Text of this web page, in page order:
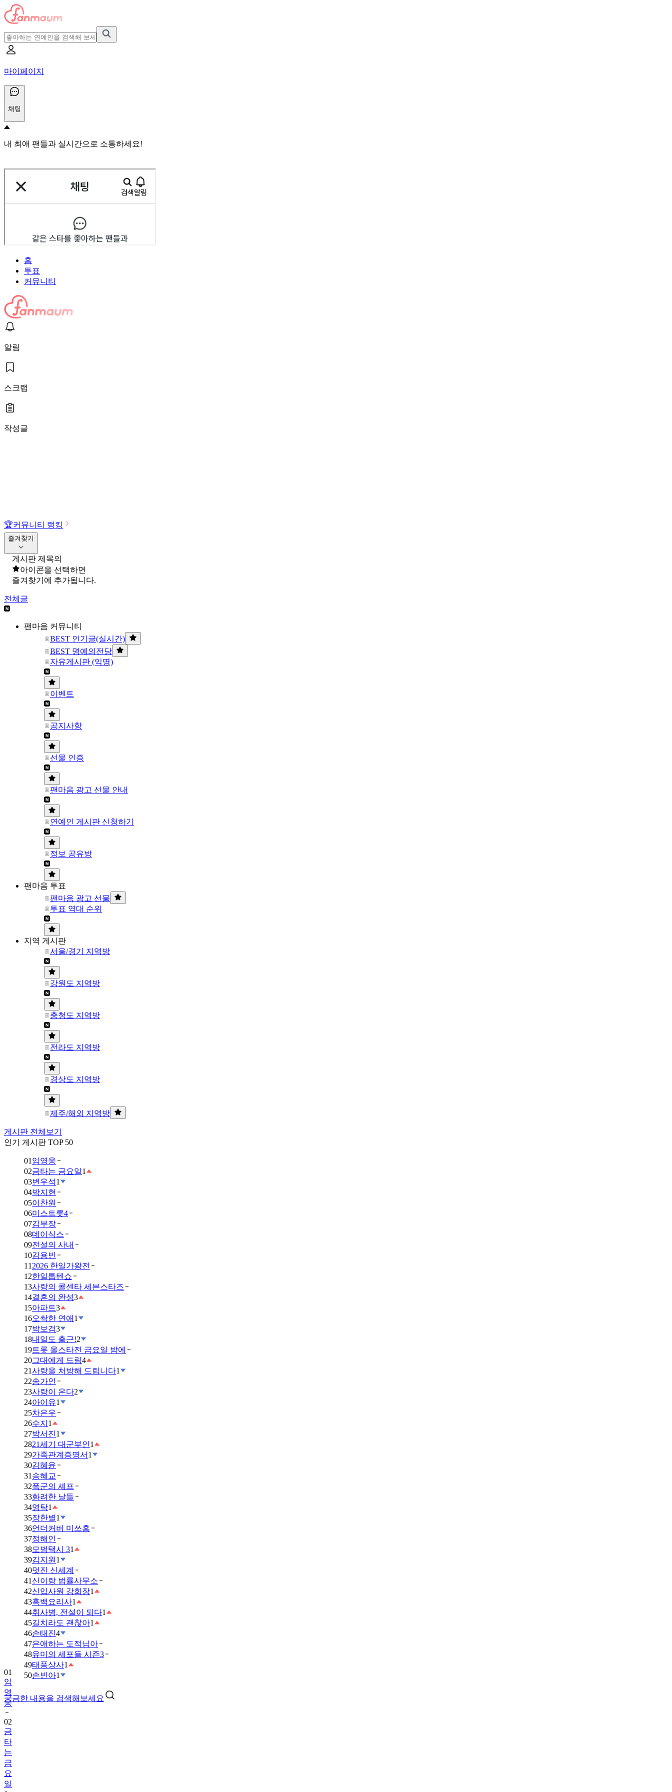
마이페이지
채팅
내 최애 팬들과 실시간으로 소통하세요!
홈
투표
커뮤니티
알림
스크랩
작성글
🏆커뮤니티 랭킹
즐겨찾기
게시판 제목의
아이콘을 선택하면
즐겨찾기에 추가됩니다.
전체글
팬마음 커뮤니티
BEST 인기글(실시간)
BEST 명예의전당
자유게시판 (익명)
이벤트
공지사항
선물 인증
팬마음 광고 선물 안내
연예인 게시판 신청하기
정보 공유방
팬마음 투표
팬마음 광고 선물
투표 역대 순위
지역 게시판
서울/경기 지역방
강원도 지역방
충청도 지역방
전라도 지역방
경상도 지역방
제주/해외 지역방
게시판 전체보기
인기 게시판 TOP 50
01 임영웅
02금타는 금요일1
03변우석1
04박지현
05이찬원
06미스트롯4
07김부장
08데이식스
09전설의 사내
10김용빈
11 2026 한일가왕전
12한일톱텐쇼
13사랑의 콜센타 세븐스타즈
14결혼의 완성3
15아파트3
16오싹한 연애 1
17박보검3
18내일도 출근!2
19트롯 올스타전 금요일 밤에
20그대에게 드림4
21사랑을 처방해 드립니다1
22송가인
23사랑이 온다2
24아이유1
25차은우
26수지 1
27박서진1
2821세기 대군부인1
29가족관계증명서 1
30김혜윤
31 송혜교
32폭군의 셰프
33화려한 날들
34영탁1
35장한별1
36언더커버 미쓰홍
37정해인
38모범택시 31
39김지원 1
40멋진 신세계
41 신이랑 법률사무소
42신입사원 강회장1
43흑백요리사1
44취사병, 전설이 되다1
45길치라도 괜찮아1
46손태진4
47은애하는 도적님아
48유미의 세포들 시즌3
49태풍상사1
50손빈아1
궁금한 내용을 검색해보세요
01
임
영
웅
02
금
타
는
금
요
일